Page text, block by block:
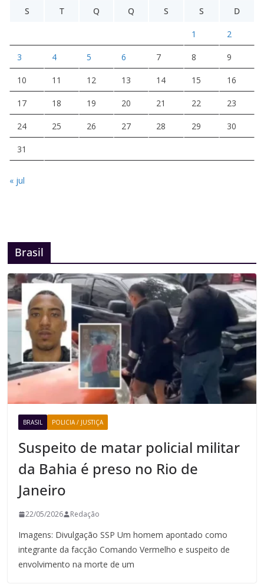
S
T Q Q S S D
1 2
3 4 5 6 7 8 9
10 11 12 13 14 15 16
17 18 19 20 21 22 23
24 25 26 27 28 29 30
31
« jul
Brasil
BRASIL POLICIA / JUSTIÇA
Suspeito de matar policial militar
da Bahia é preso no Rio de
Janeiro
22/05/2026 Redação
Imagens: Divulgação SSP Um homem apontado como
integrante da facção Comando Vermelho e suspeito de
envolvimento na morte de um